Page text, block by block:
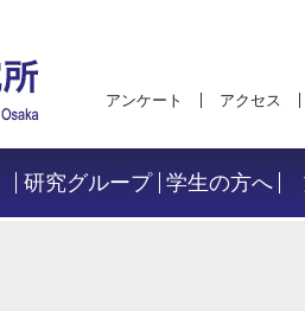
アンケート アクセス
研究グループ 学生の方へ